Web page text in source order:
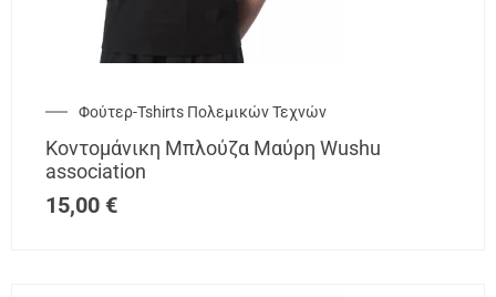
Φούτερ-Tshirts Πολεμικών Τεχνών
Κοντομάνικη Μπλούζα Μαύρη Wushu
association
15,00 €